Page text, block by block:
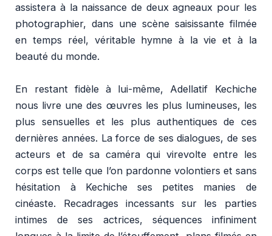
assistera à la naissance de deux agneaux pour les
photographier, dans une scène saisissante filmée
en temps réel, véritable hymne à la vie et à la
beauté du monde.
En restant fidèle à lui-même, Adellatif Kechiche
nous livre une des œuvres les plus lumineuses, les
plus sensuelles et les plus authentiques de ces
dernières années. La force de ses dialogues, de ses
acteurs et de sa caméra qui virevolte entre les
corps est telle que l’on pardonne volontiers et sans
hésitation à Kechiche ses petites manies de
cinéaste. Recadrages incessants sur les parties
intimes de ses actrices, séquences infiniment